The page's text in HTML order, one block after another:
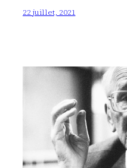
22 juillet, 2021